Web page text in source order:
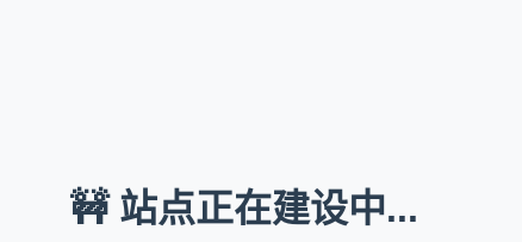
🚧 站点正在建设中...